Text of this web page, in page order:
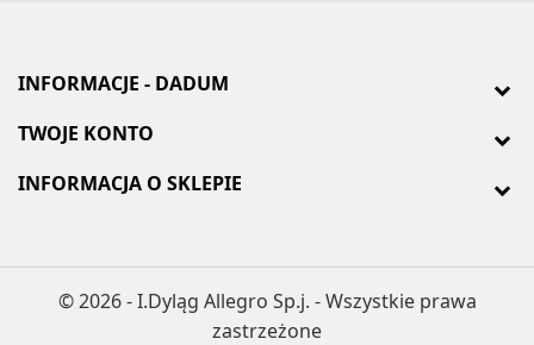
INFORMACJE - DADUM
TWOJE KONTO
INFORMACJA O SKLEPIE
© 2026 - I.Dyląg Allegro Sp.j. - Wszystkie prawa
zastrzeżone